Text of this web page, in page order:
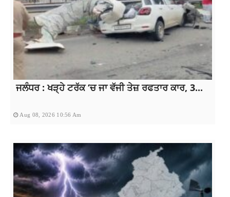
ਜਲੰਧਰ : ਖੜ੍ਹੇ ਟਰੱਕ ‘ਚ ਜਾ ਵੱਜੀ ਤੇਜ਼ ਰਫਤਾਰ ਕਾਰ, 3...
Aug 08, 2026 10:56 Am